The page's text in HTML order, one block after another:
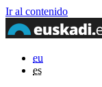
Ir al contenido
eu
es